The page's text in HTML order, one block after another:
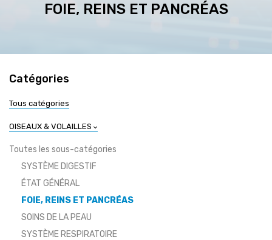
FOIE, REINS ET PANCRÉAS
Catégories
Tous catégories
OISEAUX & VOLAILLES
Toutes les sous-catégories
SYSTÈME DIGESTIF
ÉTAT GÉNÉRAL
FOIE, REINS ET PANCRÉAS
SOINS DE LA PEAU
SYSTÈME RESPIRATOIRE